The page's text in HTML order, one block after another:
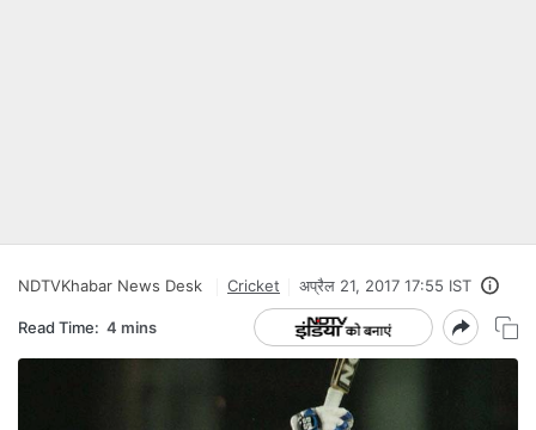
NDTVKhabar News Desk Cricket अप्रैल 21, 2017 17:55 IST
Read Time: 4 mins